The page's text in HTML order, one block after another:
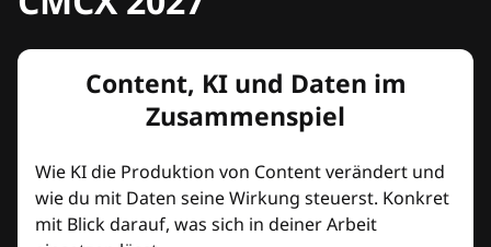
Content, KI und Daten im
Zusammenspiel
Wie KI die Produktion von Content verändert und
wie du mit Daten seine Wirkung steuerst. Konkret
mit Blick darauf, was sich in deiner Arbeit